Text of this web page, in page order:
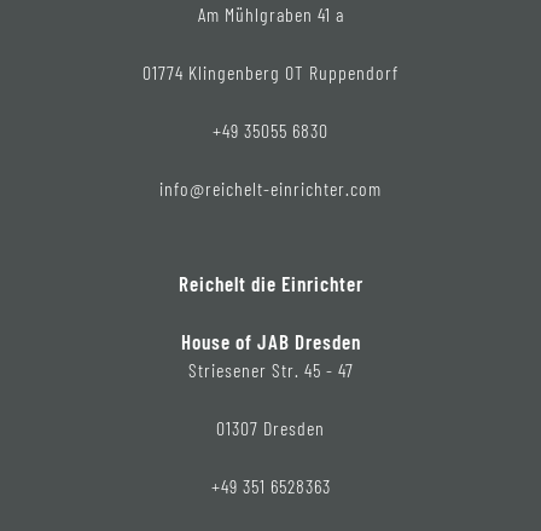
Am Mühlgraben 41 a
01774 Klingenberg OT Ruppendorf
+49 35055 6830
info@reichelt-einrichter.com
Reichelt die Einrichter
House of JAB Dresden
Striesener Str. 45 - 47
01307 Dresden
+49 351 6528363